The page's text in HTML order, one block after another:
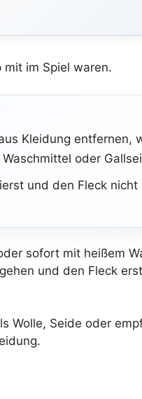
im Spiel waren.
Kleidung entfernen,
oder
und den Fleck
sofort mit heißem
und den Fleck
Wolle, Seide oder